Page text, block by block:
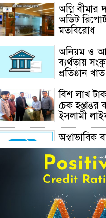
অগ্নি বীমার
অডিট
মতবিরোধ
অনিয়ম ও
ব্যর্থতায়
প্রতিষ্ঠান খাত
বিশ লাখ
চেক হস্তান্তর
ইসলামী
অস্বাভাবিক
পাওয়ারের
ডিএসইর